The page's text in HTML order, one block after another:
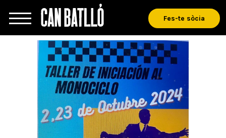
Fes-te sòcia